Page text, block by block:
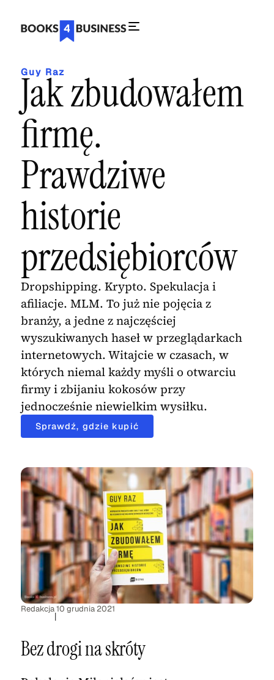
Guy Raz
Jak zbudowałem
firmę.
Prawdziwe
historie
przedsiębiorców
Dropshipping. Krypto. Spekulacja i
afiliacje. MLM. To już nie pojęcia z
branży, a jedne z najczęściej
wyszukiwanych haseł w przeglądarkach
internetowych. Witajcie w czasach, w
których niemal każdy myśli o otwarciu
firmy i zbijaniu kokosów przy
jednocześnie niewielkim wysiłku.
Sprawdź, gdzie kupić
Redakcja
|
10 grudnia 2021
Bez drogi na skróty